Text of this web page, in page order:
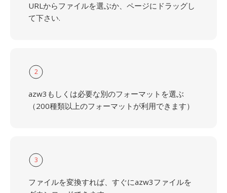
URLからファイルを選ぶか、ページにドラッグし
て下さい.
2
azw3もしくは必要な別のフォーマットを選ぶ
（200種類以上のフォーマットが利用できます）
3
ファイルを変換すれば、すぐにazw3ファイルを